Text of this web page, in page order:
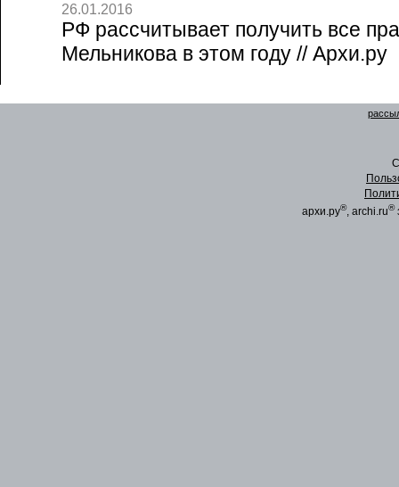
26.01.2016
РФ рассчитывает получить все
Мельникова в этом году // Архи.ру
архи.ру®, archi.ru®